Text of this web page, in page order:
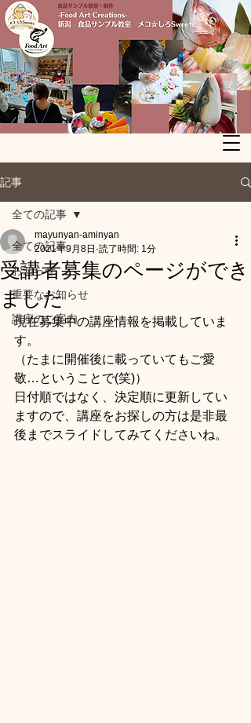
記事
全ての記事
お知らせ
重要なお知らせ
講座のご案内
全ての記事
受講者募集のページができ
ました
mayunyan-aminyan
2021年9月8日 読了時間: 1分
現在募集中の講座情報を掲載していま
す。
（たまに開催後に載っていてもご愛
敬…ということで(笑)）
日付順ではなく、決定順に更新してい
ますので、講座をお探しの方は是非最
後までスライドしてみてくださいね。